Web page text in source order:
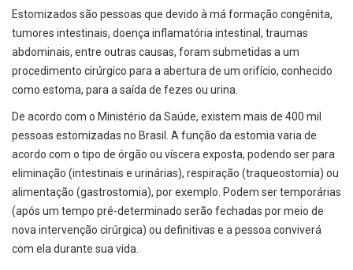
Estomizados são pessoas que devido à má formação congênita,
tumores intestinais, doença inflamatória intestinal, traumas
abdominais, entre outras causas, foram submetidas a um
procedimento cirúrgico para a abertura de um orifício, conhecido
como estoma, para a saída de fezes ou urina.
De acordo com o Ministério da Saúde, existem mais de 400 mil
pessoas estomizadas no Brasil. A função da estomia varia de
acordo com o tipo de órgão ou víscera exposta, podendo ser para
eliminação (intestinais e urinárias), respiração (traqueostomia) ou
alimentação (gastrostomia), por exemplo. Podem ser temporárias
(após um tempo pré-determinado serão fechadas por meio de
nova intervenção cirúrgica) ou definitivas e a pessoa conviverá
com ela durante sua vida.